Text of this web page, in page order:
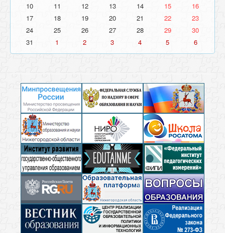
10
11 12 13 14 15
16
17
18 19 20 21 22
23
24
25 26 27 28 29
30
31
1 2 3 4 5 6